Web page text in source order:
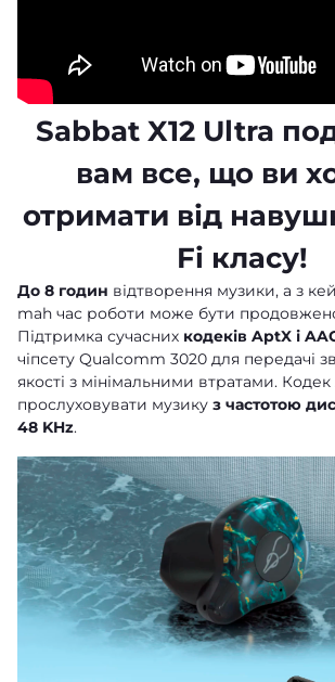
Sabbat X12 Ultra
вам все, що ви
отримати від
Fi класу!
До 8 годин відтворення музики, а з
mah час роботи може бути
Підтримка сучасних кодеків AptX і
чіпсету Qualcomm 3020 для передачі
якості з мінімальними втратами.
прослуховувати музику з частотою
48 KHz.